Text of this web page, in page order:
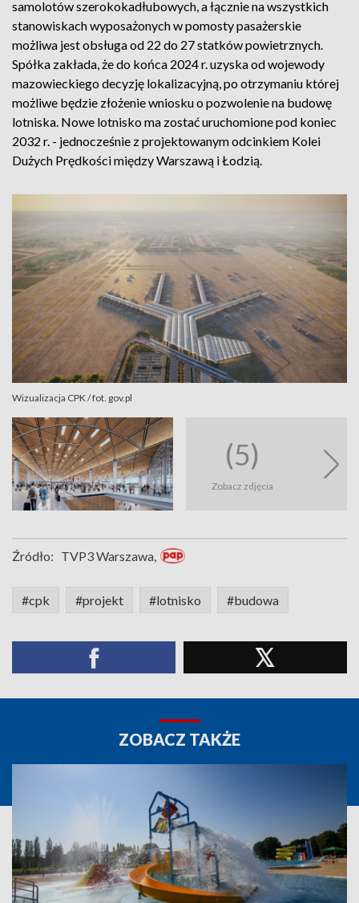
samolotów szerokokadłubowych, a łącznie na wszystkich
stanowiskach wyposażonych w pomosty pasażerskie
możliwa jest obsługa od 22 do 27 statków powietrznych.
Spółka zakłada, że do końca 2024 r. uzyska od wojewody
mazowieckiego decyzję lokalizacyjną, po otrzymaniu której
możliwe będzie złożenie wniosku o pozwolenie na budowę
lotniska. Nowe lotnisko ma zostać uruchomione pod koniec
2032 r. - jednocześnie z projektowanym odcinkiem Kolei
Dużych Prędkości między Warszawą i Łodzią.
Wizualizacja CPK / fot. gov.pl
(5)
Zobacz zdjęcia
Źródło: TVP3 Warszawa,
#cpk #projekt #lotnisko #budowa
ZOBACZ TAKŻE